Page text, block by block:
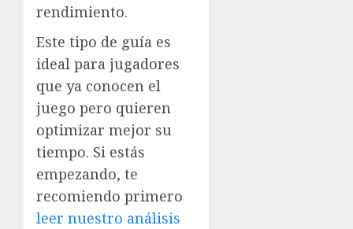
rendimiento.
Este tipo de guía es
ideal para jugadores
que ya conocen el
juego pero quieren
optimizar mejor su
tiempo. Si estás
empezando, te
recomiendo primero
leer nuestro análisis